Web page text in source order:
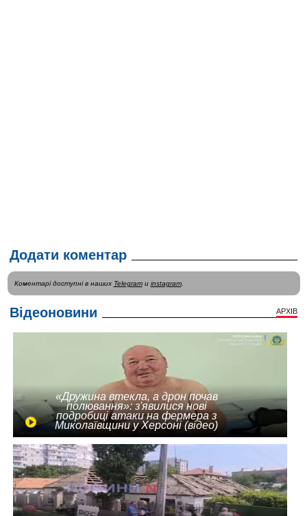
Додати коментар
Коментарі доступні в наших Telegramи instagram.
Відеоновини АРХІВ
«Дружина втекла, а дрон почав
полювання»: з'явилися нові
подробиці атаки на фермера з
Миколаївщини у Херсоні (відео)